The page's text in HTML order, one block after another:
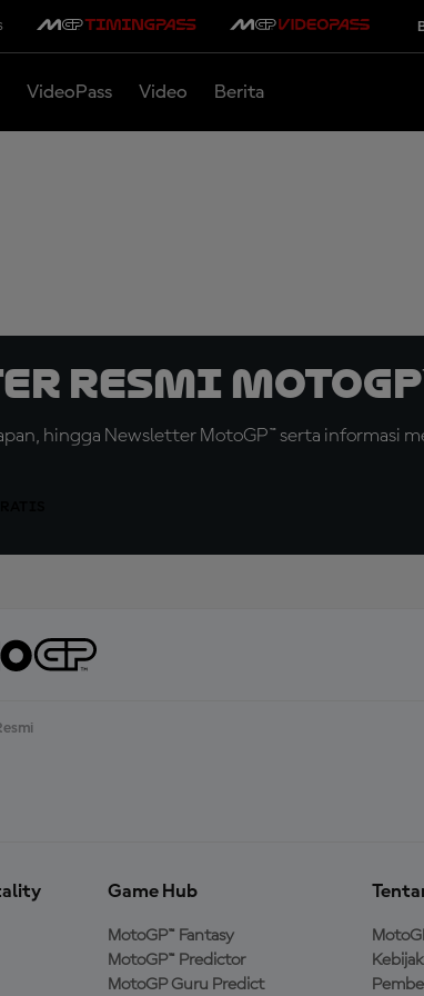
VideoPass Video Berita
Resmi
hingga Newsletter MotoGP™ serta informasi
Game Hub
MotoGP™ Fantasy
MotoGP™ Predictor
MotoGP Guru Predict